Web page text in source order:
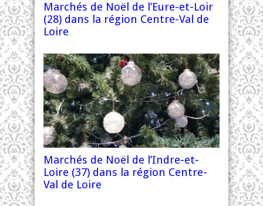
Marchés de Noël de l’Eure-et-Loir
(28) dans la région Centre-Val de
Loire
Marchés de Noël de l’Indre-et-
Loire (37) dans la région Centre-
Val de Loire